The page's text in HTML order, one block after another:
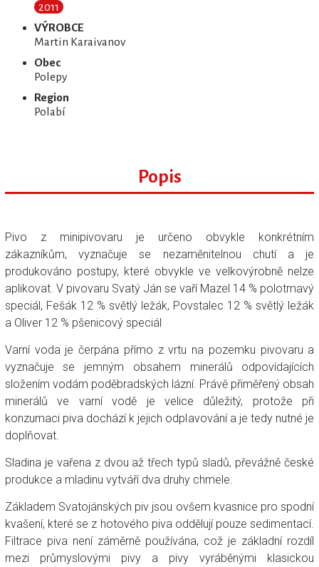
2011
VÝROBCE
Martin Karaivanov
Obec
Polepy
Region
Polabí
Popis
Pivo z minipivovaru je určeno obvykle konkrétním
zákazníkům, vyznačuje se nezaměnitelnou chutí a je
produkováno postupy, které obvykle ve velkovýrobně nelze
aplikovat. V pivovaru Svatý Ján se vaří Mazel 14 % polotmavý
speciál, Fešák 12 % světlý ležák, Povstalec 12 % světlý ležák
a Oliver 12 % pšenicový speciál
Varní voda je čerpána přímo z vrtu na pozemku pivovaru a
vyznačuje se jemným obsahem minerálů odpovídajících
složením vodám poděbradských lázní. Právě přiměřený obsah
minerálů ve varní vodě je velice důležitý, protože při
konzumaci piva dochází k jejich odplavování a je tedy nutné je
doplňovat.
Sladina je vařena z dvou až třech typů sladů, převážně české
produkce a mladinu vytváří dva druhy chmele.
Základem Svatojánských piv jsou ovšem kvasnice pro spodní
kvašení, které se z hotového piva oddělují pouze sedimentací.
Filtrace piva není záměrně používána, což je základní rozdíl
mezi průmyslovými pivy a pivy vyráběnými klasickou